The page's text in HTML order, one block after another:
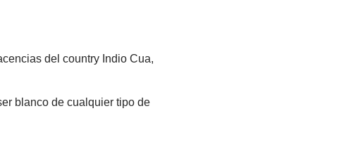
del country Indio Cua,
blanco de cualquier tipo de